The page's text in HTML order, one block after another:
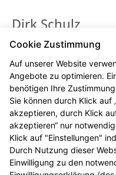
Dirk Schulz
Botenfahrer
Cookie Zustimmung
Auf unserer Website
Angebote zu optimieren.
benötigen Ihre
Sie können durch Klick auf
akzeptieren, durch Klick
akzeptieren“ nur
Klick auf "Einstellungen"
Durch Nutzung dieser
Einwilligung zu den